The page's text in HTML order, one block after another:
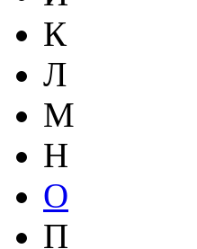
К
Л
М
Н
О
П